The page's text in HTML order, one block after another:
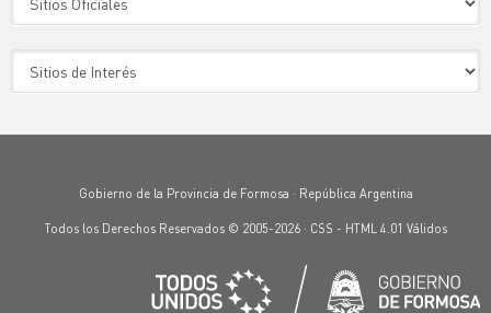
Gobierno de la Provincia de Formosa · República Argentina
Todos los Derechos Reservados © 2005-2026 · CSS - HTML 4.01 Válidos